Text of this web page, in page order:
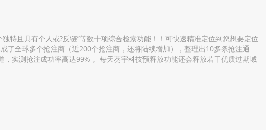
特且具有个人或?反链”等数十项综合检索功能！！可快速精准定位到您想要定位
了全球多个抢注商（近200个抢注商，还将陆续增加），整理出10多条抢注通
实测抢注成功率高达99% 。每天葵宇科技预释放功能还会释放若干优质过期域